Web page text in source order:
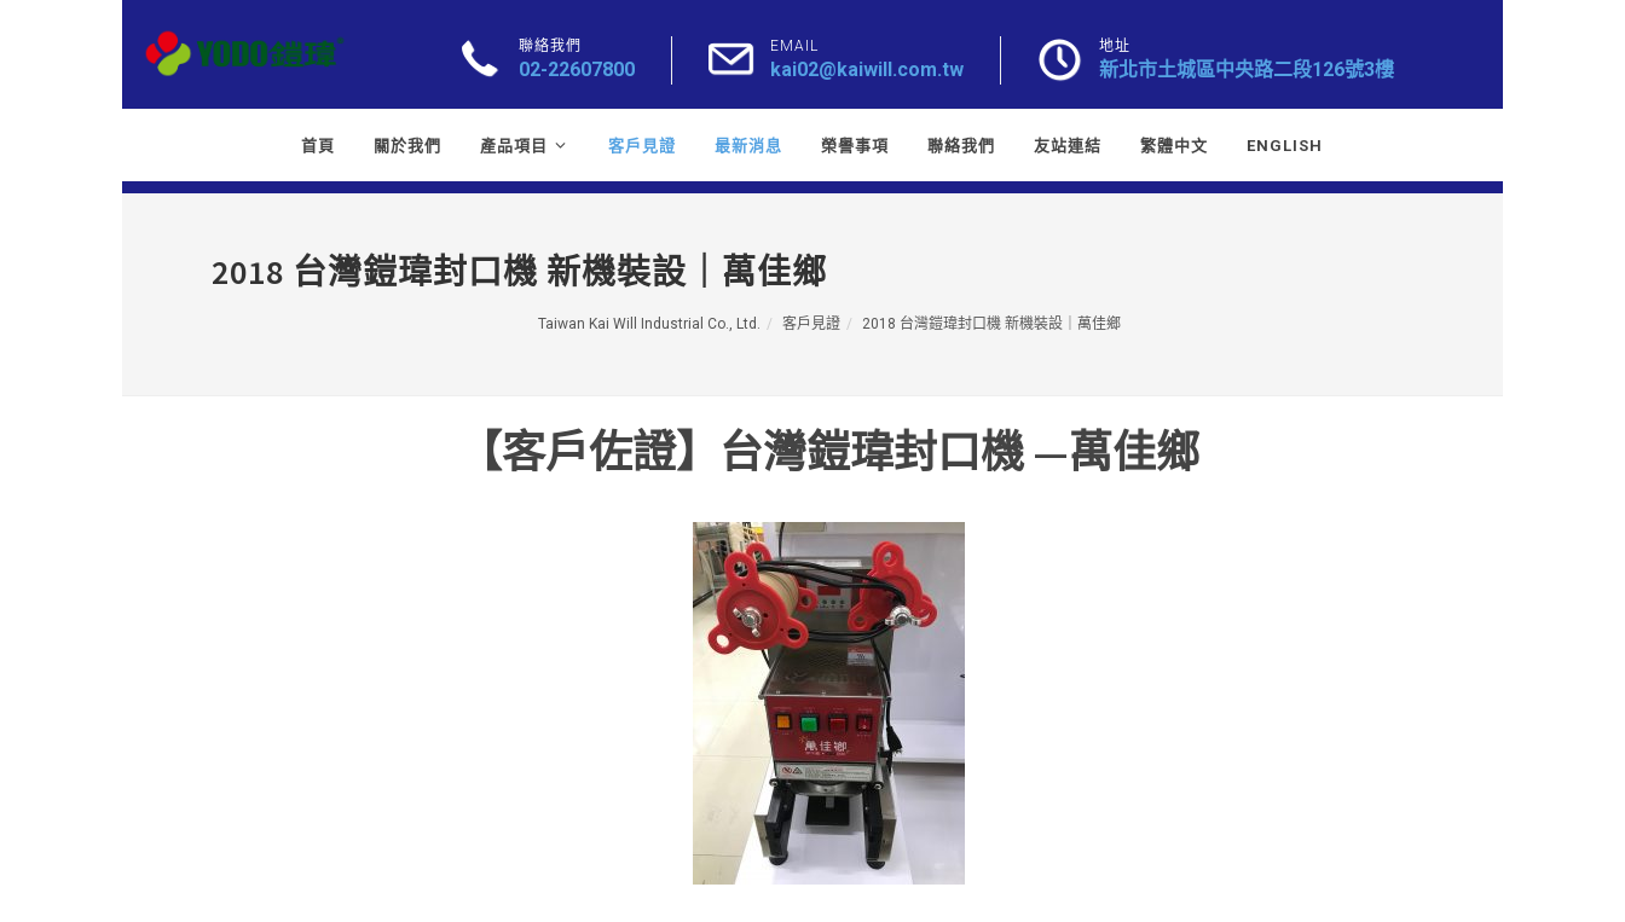
聯絡我們
02-22607800
EMAIL
kai02@kaiwill.com.tw
地址
新北市土城區中央路二段126號3樓
首頁 關於我們 產品項目 客戶見證 最新消息 榮譽事項 聯絡我們 友站連結 繁體中文 ENGLISH
2018 台灣鎧瑋封口機 新機裝設｜萬佳鄉
Taiwan Kai Will Industrial Co., Ltd. 客戶見證 2018 台灣鎧瑋封口機 新機裝設｜萬佳鄉
【客戶佐證】台灣鎧瑋封口機 —萬佳鄉